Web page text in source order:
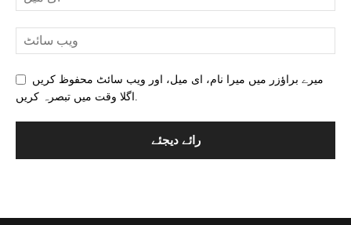
میرے براؤزر میں میرا نام، ای میل، اور ویب سائٹ محفوظ کریں
اگلا وقت میں تبصرہ کریں.